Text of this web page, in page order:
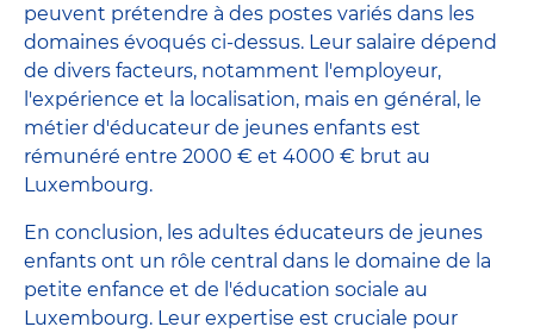
peuvent prétendre à des postes variés dans les
domaines évoqués ci-dessus. Leur salaire dépend
de divers facteurs, notamment l'employeur,
l'expérience et la localisation, mais en général, le
métier d'éducateur de jeunes enfants est
rémunéré entre 2000 € et 4000 € brut au
Luxembourg.
En conclusion, les adultes éducateurs de jeunes
enfants ont un rôle central dans le domaine de la
petite enfance et de l'éducation sociale au
Luxembourg. Leur expertise est cruciale pour